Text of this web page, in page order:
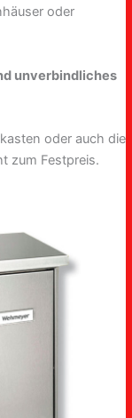
oder
unverbindliches
oder auch die
zum Festpreis.